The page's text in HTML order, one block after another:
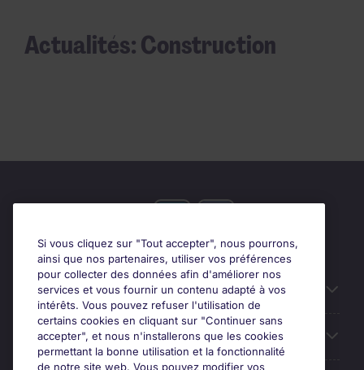
Actualités: Construction
Candidats
Entreprises
Si vous cliquez sur "Tout accepter", nous pourrons,
ainsi que nos partenaires, utiliser vos préférences
pour collecter des données afin d'améliorer nos
services et vous fournir un contenu adapté à vos
intérêts. Vous pouvez refuser l'utilisation de
certains cookies en cliquant sur "Continuer sans
accepter", et nous n'installerons que les cookies
permettant la bonne utilisation et la fonctionnalité
de notre site web. Vous pouvez modifier vos